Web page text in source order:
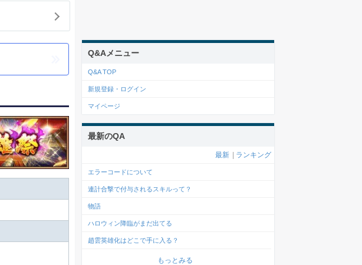
Q&Aメニュー
Q&A TOP
新規登録・ログイン
マイページ
最新のQA
最新 ランキング
エラーコードについて
連計合撃で付与されるスキルって？
物語
ハロウィン降臨がまだ出てる
趙雲英雄化はどこで手に入る？
もっとみる